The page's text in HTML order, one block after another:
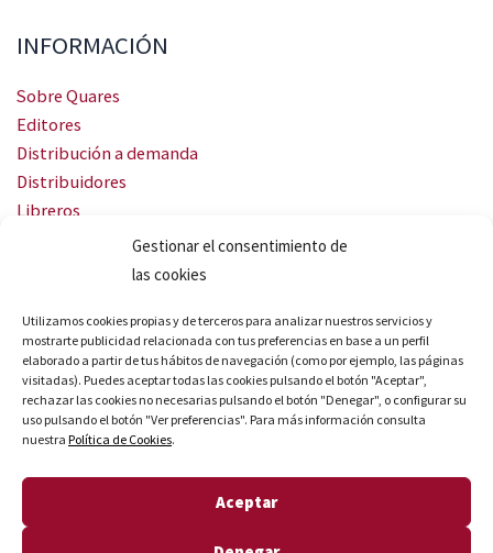
Gestionar el consentimiento de
las cookies
Utilizamos cookies propias y de terceros para analizar nuestros servicios y
mostrarte publicidad relacionada con tus preferencias en base a un perfil
elaborado a partir de tus hábitos de navegación (como por ejemplo, las páginas
visitadas). Puedes aceptar todas las cookies pulsando el botón "Aceptar",
rechazar las cookies no necesarias pulsando el botón "Denegar", o configurar su
uso pulsando el botón "Ver preferencias". Para más información consulta
nuestra Política de Cookies.
Aceptar
INFORMACIÓN
Sobre Quares
Editores
Distribución a demanda
Distribuidores
Libreros
Servicio Landingweb
Crea tu audiobook
Aviso legal